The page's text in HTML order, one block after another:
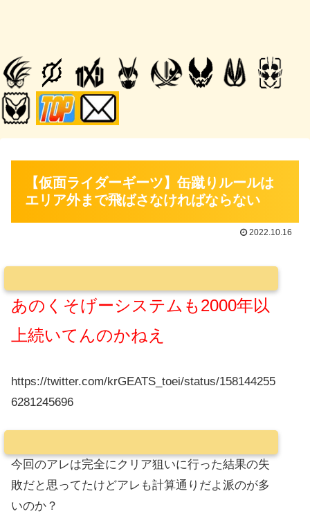
【仮面ライダーギーツ】缶蹴りルールは
エリア外まで飛ばさなければならない
2022.10.16
あのくそげーシステムも2000年以
上続いてんのかねえ
https://twitter.com/krGEATS_toei/status/158144255
6281245696
今回のアレは完全にクリア狙いに行った結果の失
敗だと思ってたけどアレも計算通りだよ派のが多
いのか？